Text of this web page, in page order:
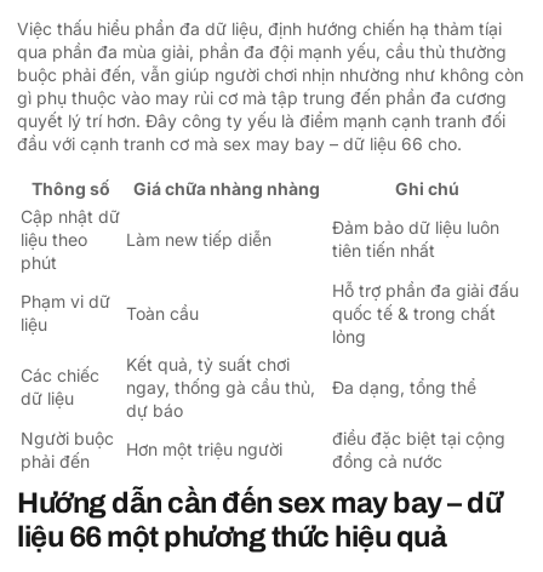
Việc thấu hiểu phần đa dữ liệu, định hướng chiến hạ thảm tíại
qua phần đa mùa giải, phần đa đội mạnh yếu, cầu thủ thường
buộc phải đến, vẫn giúp người chơi nhịn nhường như không còn
gì phụ thuộc vào may rủi cơ mà tập trung đến phần đa cương
quyết lý trí hơn. Đây công ty yếu là điểm mạnh cạnh tranh đối
đầu với cạnh tranh cơ mà sex may bay – dữ liệu 66 cho.
Thông số Giá chữa nhàng nhàng
Ghi chú
Cập nhật dữ
liệu theo
phút
Làm new tiếp diễn
Đảm bảo dữ liệu luôn
tiên tiến nhất
Phạm vi dữ
liệu
Toàn cầu
Hỗ trợ phần đa giải đấu
quốc tế & trong chất
lỏng
Các chiếc
dữ liệu
Kết quả, tỷ suất chơi
ngay, thống gà cầu thủ,
dự báo
Đa dạng, tổng thể
Người buộc
phải đến
Hơn một triệu người
điều đặc biệt tại cộng
đồng cả nước
Hướng dẫn cần đến sex may bay – dữ
liệu 66 một phương thức hiệu quả